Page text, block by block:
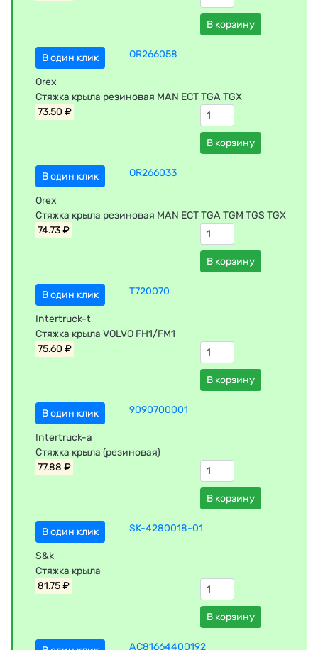
В корзину
В один клик OR266058
Orex
Стяжка крыла резиновая MAN ECT TGA TGX
73.50 ₽
В корзину
В один клик OR266033
Orex
Стяжка крыла резиновая MAN ECT TGA TGM TGS TGX
74.73 ₽
В корзину
В один клик T720070
Intertruck-t
Стяжка крыла VOLVO FH1/FM1
75.60 ₽
В корзину
В один клик 9090700001
Intertruck-a
Стяжка крыла (резиновая)
77.88 ₽
В корзину
В один клик SK-4280018-01
S&k
Стяжка крыла
81.75 ₽
В корзину
AC81664400192